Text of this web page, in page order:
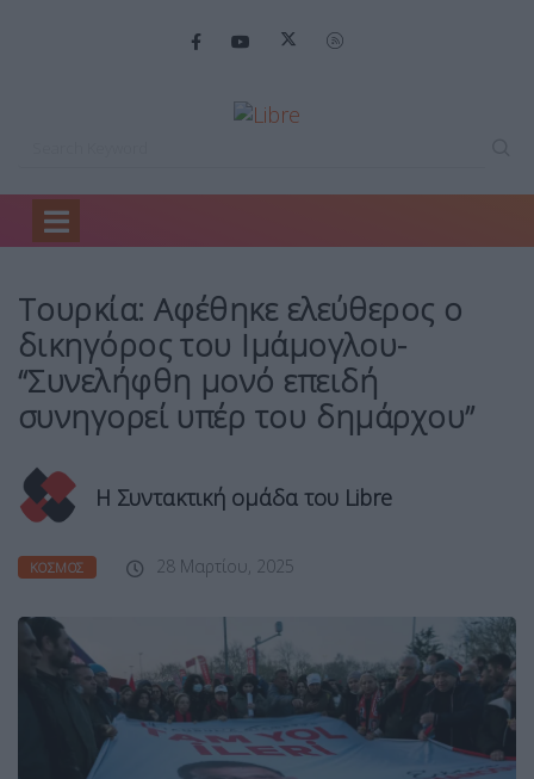
Home
Τουρκία: Αφέθηκε ελεύθερος ο
δικηγόρος του Ιμάμογλου-
“Συνελήφθη μονό επειδή
συνηγορεί υπέρ του δημάρχου”
Η Συντακτική ομάδα του Libre
ΚΌΣΜΟΣ 28 Μαρτίου, 2025